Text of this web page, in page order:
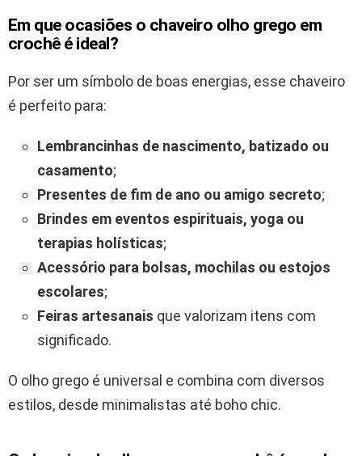
Em que ocasiões o chaveiro olho grego em
crochê é ideal?
Por ser um símbolo de boas energias, esse chaveiro
é perfeito para:
Lembrancinhas de nascimento, batizado ou
casamento;
Presentes de fim de ano ou amigo secreto;
Brindes em eventos espirituais, yoga ou
terapias holísticas;
Acessório para bolsas, mochilas ou estojos
escolares;
Feiras artesanais que valorizam itens com
significado.
O olho grego é universal e combina com diversos
estilos, desde minimalistas até boho chic.